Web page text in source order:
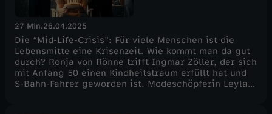
27 Min.26.04.2025
Die “Mid-Life-Crisis”: Für viele Menschen ist die
Lebensmitte eine Krisenzeit. Wie kommt man da gut
durch? Ronja von Rönne trifft Ingmar Zöller, der sich
mit Anfang 50 einen Kindheitstraum erfüllt hat und
S-Bahn-Fahrer geworden ist. Modeschöpferin Leyla